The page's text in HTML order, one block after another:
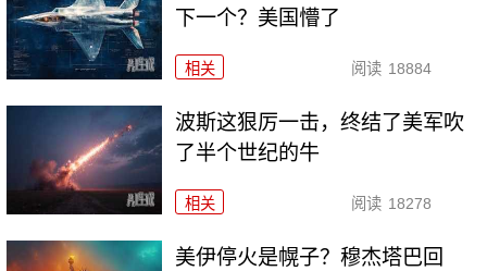
下一个？美国懵了
相关 阅读 18884
波斯这狠厉一击，终结了美军吹
了半个世纪的牛
相关 阅读 18278
美伊停火是幌子？穆杰塔巴回